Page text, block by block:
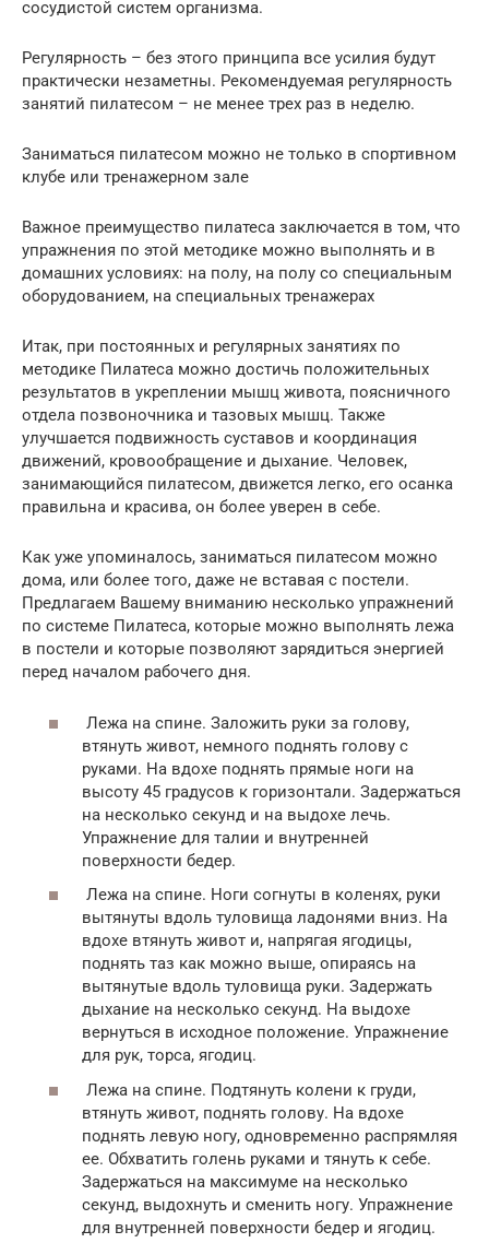
сосудистой систем организма.
Регулярность – без этого принципа все усилия будут
практически незаметны. Рекомендуемая регулярность
занятий пилатесом – не менее трех раз в неделю.
Заниматься пилатесом можно не только в спортивном
клубе или тренажерном зале
Важное преимущество пилатеса заключается в том, что
упражнения по этой методике можно выполнять и в
домашних условиях: на полу, на полу со специальным
оборудованием, на специальных тренажерах
Итак, при постоянных и регулярных занятиях по
методике Пилатеса можно достичь положительных
результатов в укреплении мышц живота, поясничного
отдела позвоночника и тазовых мышц. Также
улучшается подвижность суставов и координация
движений, кровообращение и дыхание. Человек,
занимающийся пилатесом, движется легко, его осанка
правильна и красива, он более уверен в себе.
Как уже упоминалось, заниматься пилатесом можно
дома, или более того, даже не вставая с постели.
Предлагаем Вашему вниманию несколько упражнений
по системе Пилатеса, которые можно выполнять лежа
в постели и которые позволяют зарядиться энергией
перед началом рабочего дня.
Лежа на спине. Заложить руки за голову,
втянуть живот, немного поднять голову с
руками. На вдохе поднять прямые ноги на
высоту 45 градусов к горизонтали. Задержаться
на несколько секунд и на выдохе лечь.
Упражнение для талии и внутренней
поверхности бедер.
Лежа на спине. Ноги согнуты в коленях, руки
вытянуты вдоль туловища ладонями вниз. На
вдохе втянуть живот и, напрягая ягодицы,
поднять таз как можно выше, опираясь на
вытянутые вдоль туловища руки. Задержать
дыхание на несколько секунд. На выдохе
вернуться в исходное положение. Упражнение
для рук, торса, ягодиц.
Лежа на спине. Подтянуть колени к груди,
втянуть живот, поднять голову. На вдохе
поднять левую ногу, одновременно распрямляя
ее. Обхватить голень руками и тянуть к себе.
Задержаться на максимуме на несколько
секунд, выдохнуть и сменить ногу. Упражнение
для внутренней поверхности бедер и ягодиц.